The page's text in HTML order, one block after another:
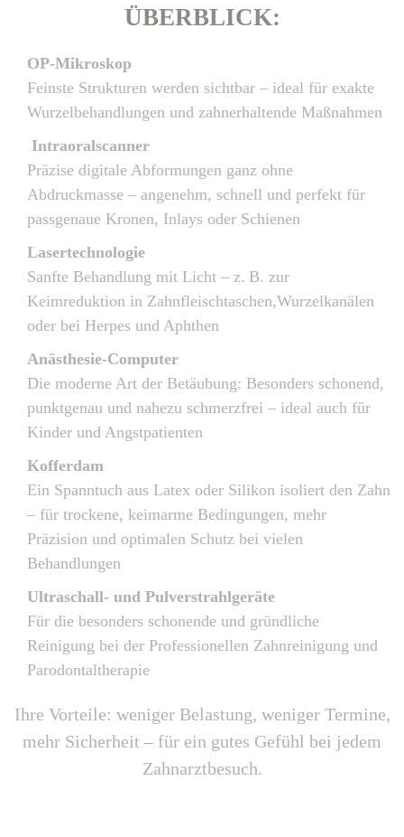
ÜBERBLICK:
OP-Mikroskop
Feinste Strukturen werden sichtbar – ideal für exakte
Wurzelbehandlungen und zahnerhaltende Maßnahmen
Intraoralscanner
Präzise digitale Abformungen ganz ohne
Abdruckmasse – angenehm, schnell und perfekt für
passgenaue Kronen, Inlays oder Schienen
Lasertechnologie
Sanfte Behandlung mit Licht – z. B. zur
Keimreduktion in Zahnfleischtaschen,Wurzelkanälen
oder bei Herpes und Aphthen
Anästhesie-Computer
Die moderne Art der Betäubung: Besonders schonend,
punktgenau und nahezu schmerzfrei – ideal auch für
Kinder und Angstpatienten
Kofferdam
Ein Spanntuch aus Latex oder Silikon isoliert den Zahn
– für trockene, keimarme Bedingungen, mehr
Präzision und optimalen Schutz bei vielen
Behandlungen
Ultraschall- und Pulverstrahlgeräte
Für die besonders schonende und gründliche
Reinigung bei der Professionellen Zahnreinigung und
Parodontaltherapie
Ihre Vorteile: weniger Belastung, weniger Termine,
mehr Sicherheit – für ein gutes Gefühl bei jedem
Zahnarztbesuch.